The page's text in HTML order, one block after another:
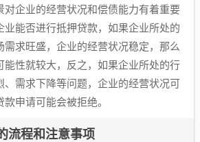
对企业的经营状况和偿债能力有着重要
业能否进行抵押贷款，如果企业所处的
需求旺盛，企业的经营状况稳定，那么
能性就较大，反之，如果企业所处的行
、需求下降等问题，企业的经营状况可
申请可能会被拒绝。
流程和注意事项